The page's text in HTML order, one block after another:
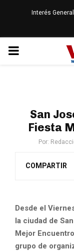
Interés General
PRIMARY
San
Fiesta
Por:
COMPARTIR
Desde el
la ciudad de
Mejor
grupo de